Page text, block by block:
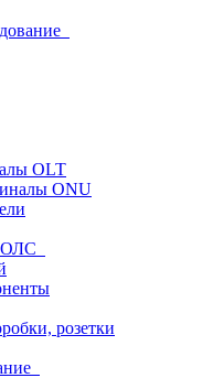
OLT
ONU
розетки